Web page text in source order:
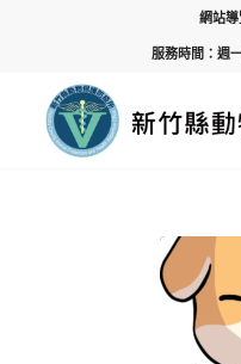
網站
服務時間：週